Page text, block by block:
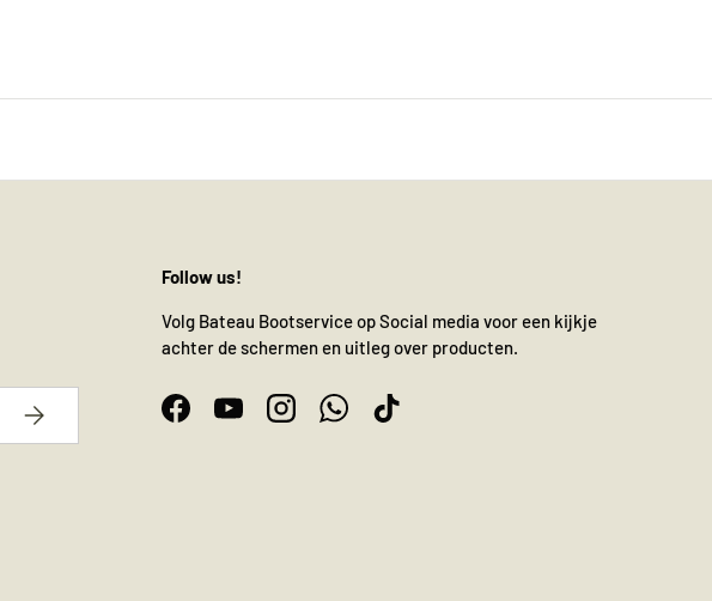
Abonneer
Follow us!
Volg Bateau Bootservice op Social media voor een kijkje
achter de schermen en uitleg over producten.
FacebookYouTubeInstagramWhatsAppTikTok